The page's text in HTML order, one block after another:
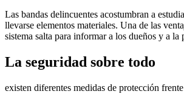
Las bandas delincuentes acostumbran a
llevarse elementos materiales. Una de las
sistema salta para informar a los dueños y a
La seguridad sobre todo
existen diferentes medidas de protección